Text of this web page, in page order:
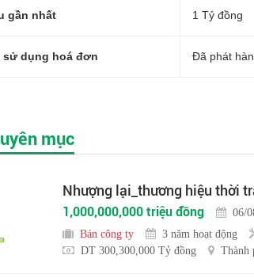
gần nhất 1 Tỷ đồng
sử dụng hoá đơn Đã phát
mục
Nhượng lại_thương hiệu thời
1,000,000,000 triệu đồng 06/
Bán công ty
3 năm hoạt động
DT 300,300,000 Tỷ đồng
Thành